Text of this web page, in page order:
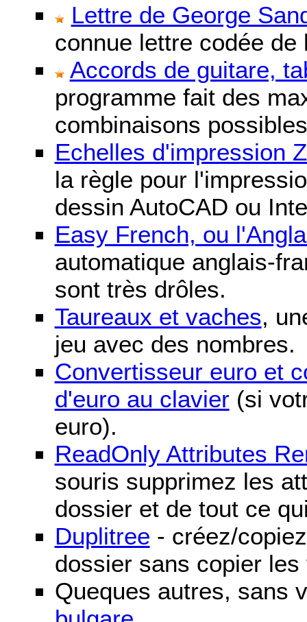
Lettre de George
connue lettre codée
Accords de guitare,
programme fait des
combinaisons
Echelles d'impression
la règle pour
dessin AutoCAD ou
Easy French, ou
automatique anglais-
sont très drôles.
Taureaux et vaches,
jeu avec des nombres.
Convertisseur euro et
d'euro au clavier (si
euro).
ReadOnly Attributes
souris supprimez les
dossier et de tout ce
Duplitree - créez/
dossier sans copier les
Queques autres, sans